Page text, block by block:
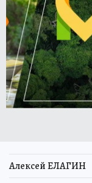
Алексей ЕЛАГИН